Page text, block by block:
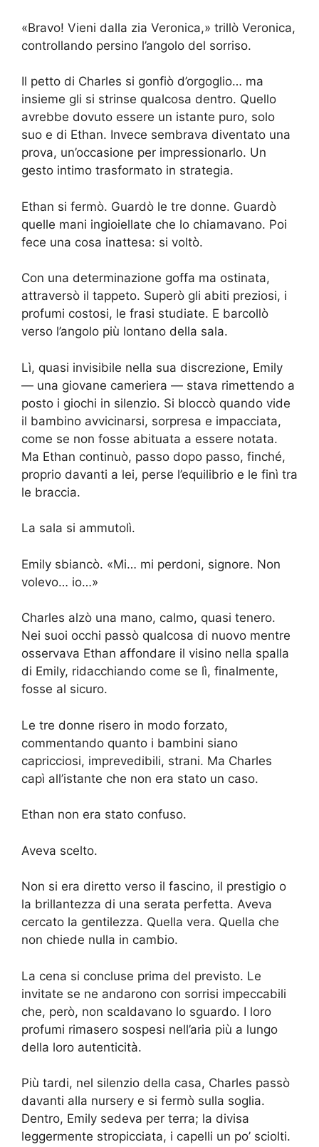
«Bravo! Vieni dalla zia Veronica,» trillò Veronica,
controllando persino l’angolo del sorriso.
Il petto di Charles si gonfiò d’orgoglio… ma
insieme gli si strinse qualcosa dentro. Quello
avrebbe dovuto essere un istante puro, solo
suo e di Ethan. Invece sembrava diventato una
prova, un’occasione per impressionarlo. Un
gesto intimo trasformato in strategia.
Ethan si fermò. Guardò le tre donne. Guardò
quelle mani ingioiellate che lo chiamavano. Poi
fece una cosa inattesa: si voltò.
Con una determinazione goffa ma ostinata,
attraversò il tappeto. Superò gli abiti preziosi, i
profumi costosi, le frasi studiate. E barcollò
verso l’angolo più lontano della sala.
Lì, quasi invisibile nella sua discrezione, Emily
— una giovane cameriera — stava rimettendo a
posto i giochi in silenzio. Si bloccò quando vide
il bambino avvicinarsi, sorpresa e impacciata,
come se non fosse abituata a essere notata.
Ma Ethan continuò, passo dopo passo, finché,
proprio davanti a lei, perse l’equilibrio e le finì tra
le braccia.
La sala si ammutolì.
Emily sbiancò. «Mi… mi perdoni, signore. Non
volevo… io…»
Charles alzò una mano, calmo, quasi tenero.
Nei suoi occhi passò qualcosa di nuovo mentre
osservava Ethan affondare il visino nella spalla
di Emily, ridacchiando come se lì, finalmente,
fosse al sicuro.
Le tre donne risero in modo forzato,
commentando quanto i bambini siano
capricciosi, imprevedibili, strani. Ma Charles
capì all’istante che non era stato un caso.
Ethan non era stato confuso.
Aveva scelto.
Non si era diretto verso il fascino, il prestigio o
la brillantezza di una serata perfetta. Aveva
cercato la gentilezza. Quella vera. Quella che
non chiede nulla in cambio.
La cena si concluse prima del previsto. Le
invitate se ne andarono con sorrisi impeccabili
che, però, non scaldavano lo sguardo. I loro
profumi rimasero sospesi nell’aria più a lungo
della loro autenticità.
Più tardi, nel silenzio della casa, Charles passò
davanti alla nursery e si fermò sulla soglia.
Dentro, Emily sedeva per terra; la divisa
leggermente stropicciata, i capelli un po’ sciolti.